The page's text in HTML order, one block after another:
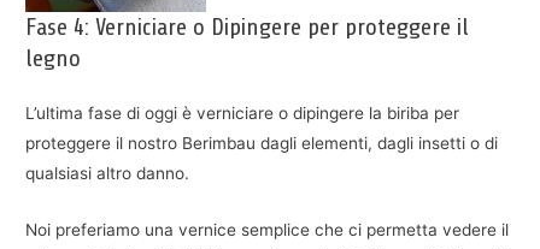
Fase 4: Verniciare o Dipingere per proteggere il
legno
L’ultima fase di oggi è verniciare o dipingere la biriba per
proteggere il nostro Berimbau dagli elementi, dagli insetti o di
qualsiasi altro danno.
Noi preferiamo una vernice semplice che ci permetta vedere il